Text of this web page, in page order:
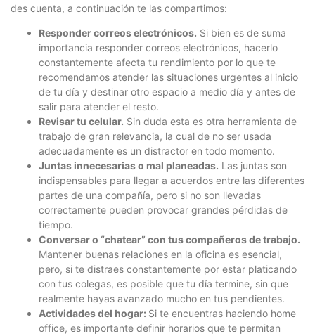
des cuenta, a continuación te las compartimos:
Responder correos electrónicos. Si bien es de suma
importancia responder correos electrónicos, hacerlo
constantemente afecta tu rendimiento por lo que te
recomendamos atender las situaciones urgentes al inicio
de tu día y destinar otro espacio a medio día y antes de
salir para atender el resto.
Revisar tu celular. Sin duda esta es otra herramienta de
trabajo de gran relevancia, la cual de no ser usada
adecuadamente es un distractor en todo momento.
Juntas innecesarias o mal planeadas. Las juntas son
indispensables para llegar a acuerdos entre las diferentes
partes de una compañía, pero si no son llevadas
correctamente pueden provocar grandes pérdidas de
tiempo.
Conversar o “chatear” con tus compañeros de trabajo.
Mantener buenas relaciones en la oficina es esencial,
pero, si te distraes constantemente por estar platicando
con tus colegas, es posible que tu día termine, sin que
realmente hayas avanzado mucho en tus pendientes.
Actividades del hogar: Si te encuentras haciendo home
office, es importante definir horarios que te permitan